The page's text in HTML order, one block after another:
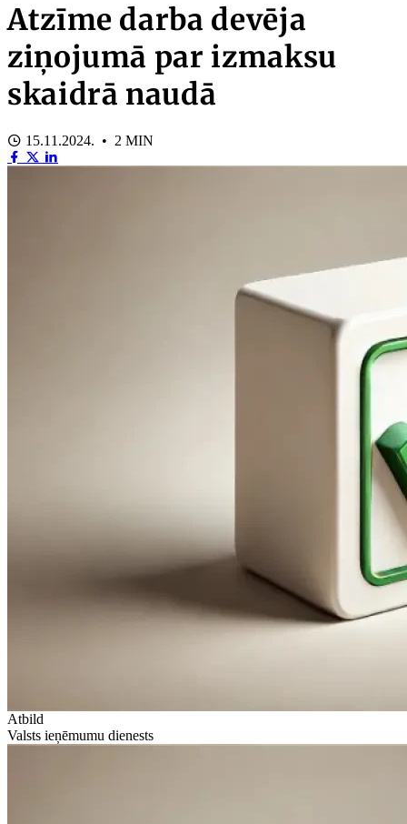
Atzīme darba devēja
ziņojumā par izmaksu
skaidrā naudā
15.11.2024. • 2 MIN
Atbild
Valsts ieņēmumu dienests